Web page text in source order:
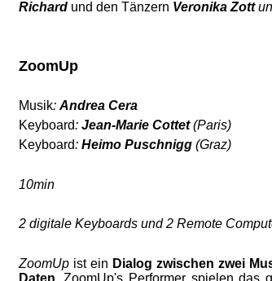
Richard und den Tänzern Veronika Zott
ZoomUp
Musik: Andrea Cera
Keyboard: Jean-Marie Cottet(Paris)
Keyboard: Heimo Puschnigg(Graz)
10min
2 digitale Keyboards und 2 Remote
ZoomUpist ein Dialog zwischen zwei
Daten . ZoomUp's Performer spielen